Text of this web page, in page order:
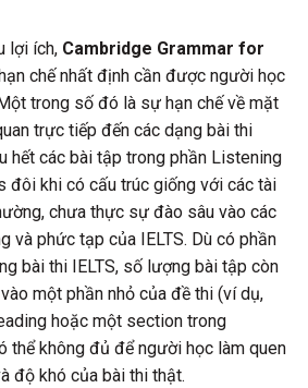
lợi ích, Cambridge Grammar for
chế nhất định cần được người học
trong số đó là sự hạn chế về mặt
trực tiếp đến các dạng bài thi
hết các bài tập trong phần Listening
đôi khi có cấu trúc giống với các tài
chưa thực sự đào sâu vào các
và phức tạp của IELTS. Dù có phần
bài thi IELTS, số lượng bài tập còn
một phần nhỏ của đề thi (ví dụ,
hoặc một section trong
thể không đủ để người học làm quen
độ khó của bài thi thật.